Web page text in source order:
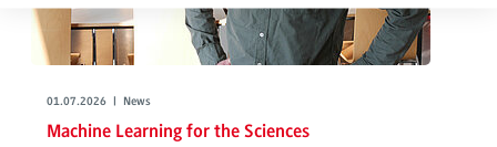
01.07.2026 | News
Machine Learning for the Sciences